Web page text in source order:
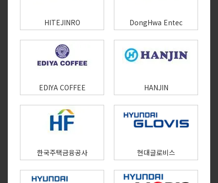
HITEJINRO DongHwa Entec
EDIYA COFFEE HANJIN
한국주택금융공사 현대글로비스